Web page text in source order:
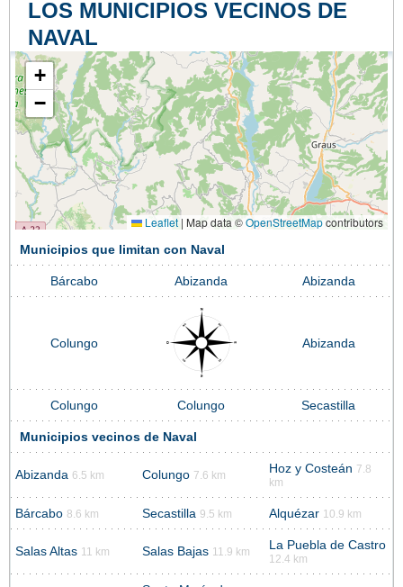
LOS MUNICIPIOS VECINOS DE
NAVAL
+
−
Leaflet | Map data ©OpenStreetMapcontributors
Municipios que limitan con Naval
Bárcabo Abizanda Abizanda
Colungo Abizanda
Colungo Colungo Secastilla
Municipios vecinos de Naval
Abizanda 6.5 km Colungo 7.6 km Hoz y Costeán 7.8
km
Bárcabo 8.6 km Secastilla 9.5 km Alquézar 10.9 km
Salas Altas 11 km Salas Bajas 11.9 km La Puebla de Castro
12.4 km